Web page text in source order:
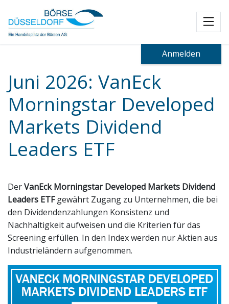
Anmelden
Juni 2026: VanEck
Morningstar Developed
Markets Dividend
Leaders ETF
DerVanEck Morningstar Developed Markets Dividend
Leaders ETFgewährt Zugang zu Unternehmen, die bei
den Dividendenzahlungen Konsistenz und
Nachhaltigkeit aufweisen und die Kriterien für das
Screening erfüllen. In den Index werden nur Aktien aus
Industrieländern aufgenommen.